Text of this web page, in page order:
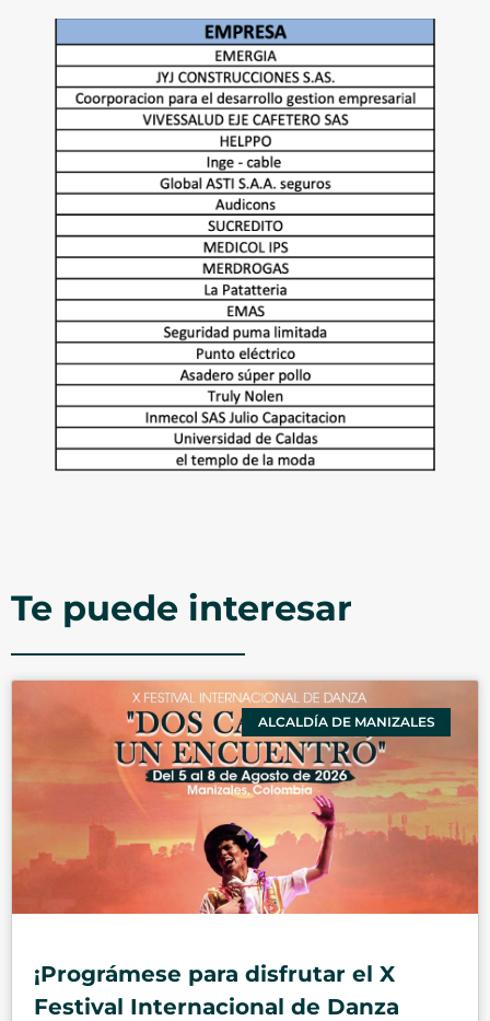
Te puede interesar
ALCALDÍA DE MANIZALES
¡Prográmese para disfrutar el X
Festival Internacional de Danza